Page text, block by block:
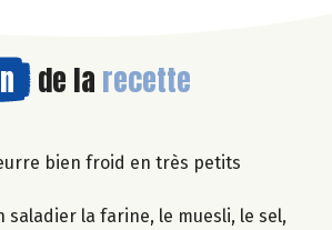
de la recette
bien froid en très petits
saladier la farine, le muesli, le sel,